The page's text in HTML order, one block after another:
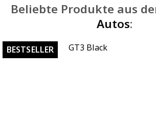
Beliebte Produkte aus
Autos:
GT3 Black
BESTSELLER